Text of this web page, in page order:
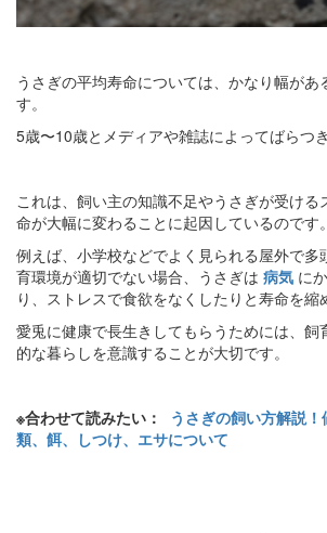
うさぎの平均寿命については、かなり幅があ
す。
5歳〜10歳とメディアや雑誌によってばらつ
これは、飼い主の知識不足やうさぎが受ける
命が大幅に変わることに起因しているのです。
例えば、小学校などでよく見られる屋外で多
育環境が適切でない場合、うさぎは 病気 に
り、ストレスで食欲をなくしたりと寿命を縮
愛兎に健康で長生きしてもらうためには、飼
的な暮らしを意識することが大切です。
※合わせて読みたい： うさぎの飼い方解説
類、餌、しつけ、エサについて